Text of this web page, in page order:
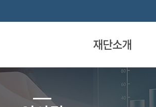
재단소개